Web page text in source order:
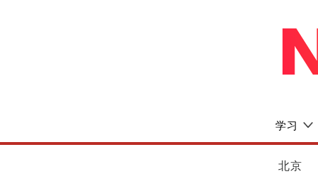
学习
北京